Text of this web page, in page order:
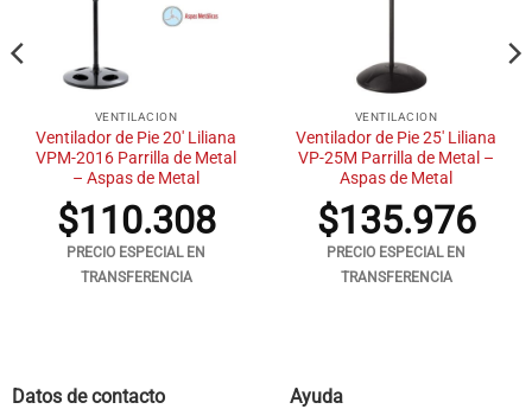
VENTILACION
Ventilador de Pie 20′ Liliana
VPM-2016 Parrilla de Metal
– Aspas de Metal
$110.308
PRECIO ESPECIAL EN
TRANSFERENCIA
VENTILACION
Ventilador de Pie 25′ Liliana
VP-25M Parrilla de Metal –
Aspas de Metal
$135.976
PRECIO ESPECIAL EN
TRANSFERENCIA
Datos de contacto Ayuda